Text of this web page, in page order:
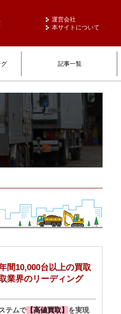
運営会社
本サイトについて
記事一覧
間10,000台以上の買取
業界のリーディング
テムで 【高値買取】 を実現